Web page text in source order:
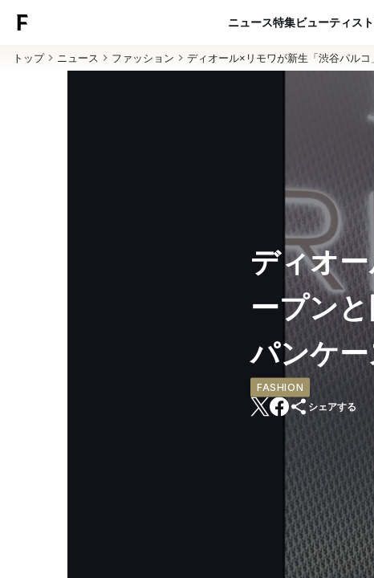
ニュース特集ビューティ ス
トップ ニュース ファッション ディオール×リモワが新生「渋谷パル
ディオ
ープン
パンケー
FASHION
シェアする